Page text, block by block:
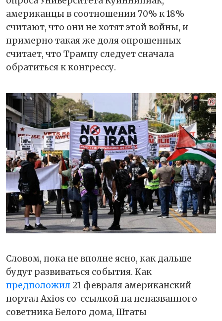
американцы в соотношении 70% к 18%
считают, что они не хотят этой войны, и
примерно такая же доля опрошенных
считает, что Трампу следует сначала
обратиться к конгрессу.
Словом, пока не вполне ясно, как дальше
будут развиваться события. Как
предположил 21 февраля американский
портал Axios со ссылкой на неназванного
советника Белого дома, Штаты